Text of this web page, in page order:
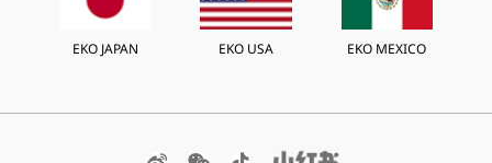
EKO JAPAN EKO USA EKO MEXICO